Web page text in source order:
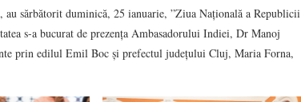
sărbătorit duminică, 25 ianuarie, ”Ziua Națională a Republicii
s-a bucurat de prezența Ambasadorului Indiei, Dr Manoj
prin edilul Emil Boc și prefectul județului Cluj, Maria Forna,